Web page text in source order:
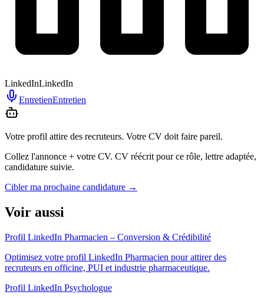
LinkedInLinkedIn
EntretienEntretien
Votre profil attire des recruteurs. Votre CV doit faire pareil.
Collez l'annonce + votre CV. CV réécrit pour ce rôle, lettre adaptée,
candidature suivie.
Cibler ma prochaine candidature →
Voir aussi
Profil LinkedIn Pharmacien – Conversion & Crédibilité
Optimisez votre profil LinkedIn Pharmacien pour attirer des
recruteurs en officine, PUI et industrie pharmaceutique.
Profil LinkedIn Psychologue